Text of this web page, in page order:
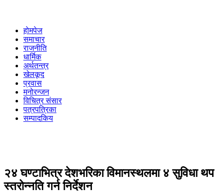
होमपेज
समाचार
राजनीति
धार्मिक
अर्थतन्त्र
खेलकूद
प्रवास
मनोरन्जन
विचित्र संसार
पत्रपत्रिका
सम्पादकिय
२४ घण्टाभित्र देशभरिका विमानस्थलमा ४ सुविधा थप
स्तरोन्नति गर्न निर्देशन